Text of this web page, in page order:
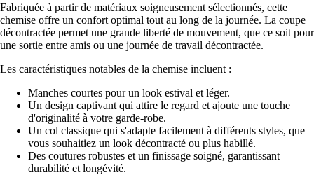
Fabriquée à partir de matériaux soigneusement sélectionnés, cette
chemise offre un confort optimal tout au long de la journée. La coupe
décontractée permet une grande liberté de mouvement, que ce soit pour
une sortie entre amis ou une journée de travail décontractée.
Les caractéristiques notables de la chemise incluent :
Manches courtes pour un look estival et léger.
Un design captivant qui attire le regard et ajoute une touche
d'originalité à votre garde-robe.
Un col classique qui s'adapte facilement à différents styles, que
vous souhaitiez un look décontracté ou plus habillé.
Des coutures robustes et un finissage soigné, garantissant
durabilité et longévité.